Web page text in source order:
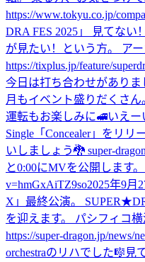
https://www.tokyu.co.jp/
DRA FES 2025」 見てない
が見たい！という方。 ア
https://tixplus.jp/feature/
今日は打ち合わせがありま
月もイベント盛りだくさ
運転もお楽しみに🚅いえー
Single「Concealer」をリ
いしましょう🐉 super-
と0:00にMVを公開します。
v=hmGxAiTZ9so2025年9月
X」最終公演。
を迎えます。 パシフィコ
https://super-dragon.jp/news/
orchestraのリハでした🎼 見